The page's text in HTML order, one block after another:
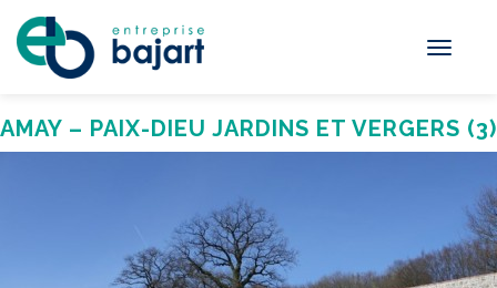
Toggle
AMAY – PAIX-DIEU JARDINS ET VERGERS (3)